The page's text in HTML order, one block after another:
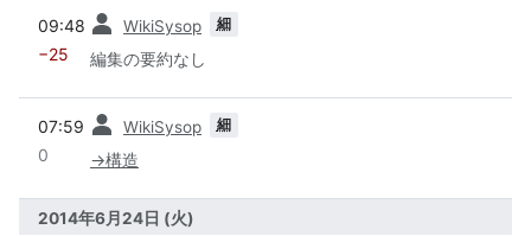
09:48 WikiSysop 細
−25 編集の要約なし
07:59 WikiSysop 細
0 →構造
2014年6月24日 (火)